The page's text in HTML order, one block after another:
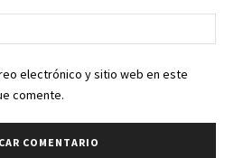
electrónico y sitio web en este
comente.